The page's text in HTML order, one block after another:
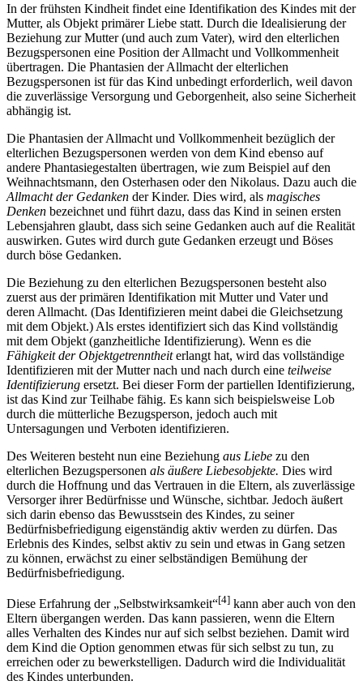
In der frühsten Kindheit findet eine Identifikation des Kindes mit der
Mutter, als Objekt primärer Liebe statt. Durch die Idealisierung der
Beziehung zur Mutter (und auch zum Vater), wird den elterlichen
Bezugspersonen eine Position der Allmacht und Vollkommenheit
übertragen. Die Phantasien der Allmacht der elterlichen
Bezugspersonen ist für das Kind unbedingt erforderlich, weil davon
die zuverlässige Versorgung und Geborgenheit, also seine Sicherheit
abhängig ist.
Die Phantasien der Allmacht und Vollkommenheit bezüglich der
elterlichen Bezugspersonen werden von dem Kind ebenso auf
andere Phantasiegestalten übertragen, wie zum Beispiel auf den
Weihnachtsmann, den Osterhasen oder den Nikolaus. Dazu auch die
Allmacht der Gedanken der Kinder. Dies wird, als magisches
Denken bezeichnet und führt dazu, dass das Kind in seinen ersten
Lebensjahren glaubt, dass sich seine Gedanken auch auf die Realität
auswirken. Gutes wird durch gute Gedanken erzeugt und Böses
durch böse Gedanken.
Die Beziehung zu den elterlichen Bezugspersonen besteht also
zuerst aus der primären Identifikation mit Mutter und Vater und
deren Allmacht. (Das Identifizieren meint dabei die Gleichsetzung
mit dem Objekt.) Als erstes identifiziert sich das Kind vollständig
mit dem Objekt (ganzheitliche Identifizierung). Wenn es die
Fähigkeit der Objektgetrenntheiterlangt hat, wird das vollständige
Identifizieren mit der Mutter nach und nach durch eine teilweise
Identifizierung ersetzt. Bei dieser Form der partiellen Identifizierung,
ist das Kind zur Teilhabe fähig. Es kann sich beispielsweise Lob
durch die mütterliche Bezugsperson, jedoch auch mit
Untersagungen und Verboten identifizieren.
Des Weiteren besteht nun eine Beziehung aus Liebe zu den
elterlichen Bezugspersonen als äußere Liebesobjekte. Dies wird
durch die Hoffnung und das Vertrauen in die Eltern, als zuverlässige
Versorger ihrer Bedürfnisse und Wünsche, sichtbar. Jedoch äußert
sich darin ebenso das Bewusstsein des Kindes, zu seiner
Bedürfnisbefriedigung eigenständig aktiv werden zu dürfen. Das
Erlebnis des Kindes, selbst aktiv zu sein und etwas in Gang setzen
zu können, erwächst zu einer selbständigen Bemühung der
Bedürfnisbefriedigung.
Diese Erfahrung der „Selbstwirksamkeit“[4] kann aber auch von den
Eltern übergangen werden. Das kann passieren, wenn die Eltern
alles Verhalten des Kindes nur auf sich selbst beziehen. Damit wird
dem Kind die Option genommen etwas für sich selbst zu tun, zu
erreichen oder zu bewerkstelligen. Dadurch wird die Individualität
des Kindes unterbunden.